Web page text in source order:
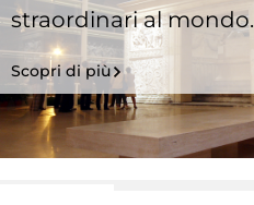
straordinari al mondo.
Scopri di più